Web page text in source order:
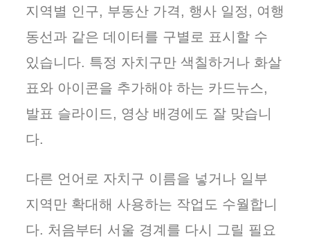
지역별 인구, 부동산 가격, 행사 일정, 여행
동선과 같은 데이터를 구별로 표시할 수
있습니다. 특정 자치구만 색칠하거나 화살
표와 아이콘을 추가해야 하는 카드뉴스,
발표 슬라이드, 영상 배경에도 잘 맞습니
다.
다른 언어로 자치구 이름을 넣거나 일부
지역만 확대해 사용하는 작업도 수월합니
다. 처음부터 서울 경계를 다시 그릴 필요